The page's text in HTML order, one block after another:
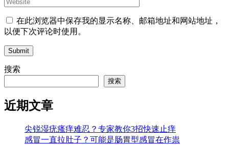
在此浏览器中保存我的显示名称、邮箱地址和网站地址，
以便下次评论时使用。
Submit
搜索
搜索
近期文章
尖锐湿疣瘙痒难忍？专家教你3招快速止痒
感冒一直拉肚子？可能是肠胃型感冒在作祟